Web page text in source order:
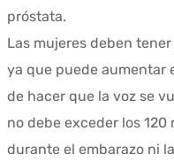
próstata.
Las mujeres deben
ya que puede aumentar
de hacer que la voz se
no debe exceder los
durante el embarazo ni